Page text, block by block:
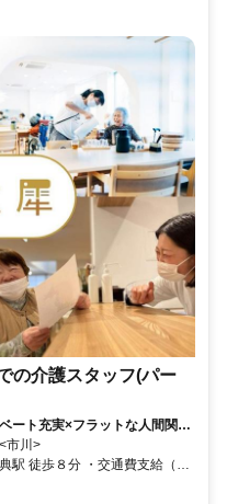
の介護スタッフ(パー
ート充実×フラットな人間関係
！
市川>